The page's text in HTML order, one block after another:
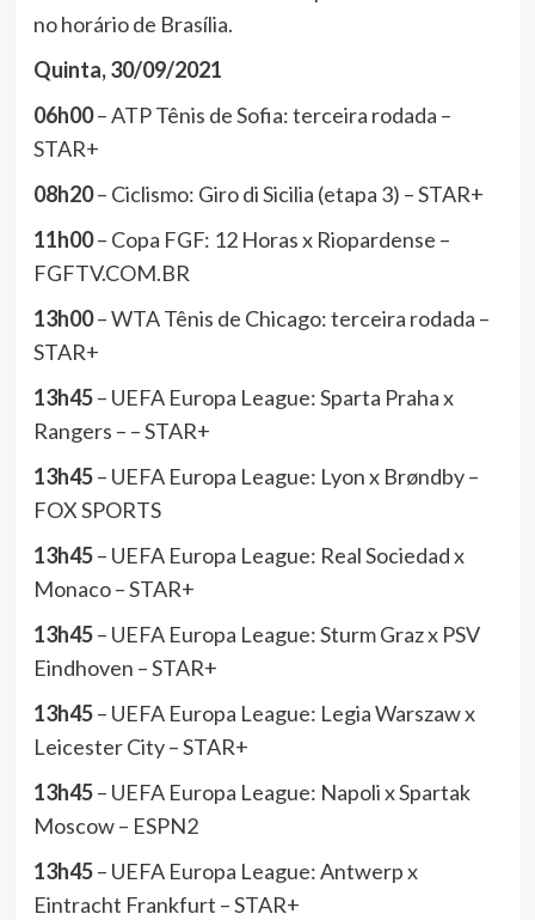
no horário de Brasília.
Quinta, 30/09/2021
06h00– ATP Tênis de Sofia: terceira rodada –
STAR+
08h20– Ciclismo: Giro di Sicilia (etapa 3) – STAR+
11h00– Copa FGF: 12 Horas x Riopardense –
FGFTV.COM.BR
13h00– WTA Tênis de Chicago: terceira rodada –
STAR+
13h45– UEFA Europa League: Sparta Praha x
Rangers – – STAR+
13h45– UEFA Europa League: Lyon x Brøndby –
FOX SPORTS
13h45– UEFA Europa League: Real Sociedad x
Monaco – STAR+
13h45– UEFA Europa League: Sturm Graz x PSV
Eindhoven – STAR+
13h45– UEFA Europa League: Legia Warszaw x
Leicester City – STAR+
13h45– UEFA Europa League: Napoli x Spartak
Moscow – ESPN2
13h45– UEFA Europa League: Antwerp x
Eintracht Frankfurt – STAR+